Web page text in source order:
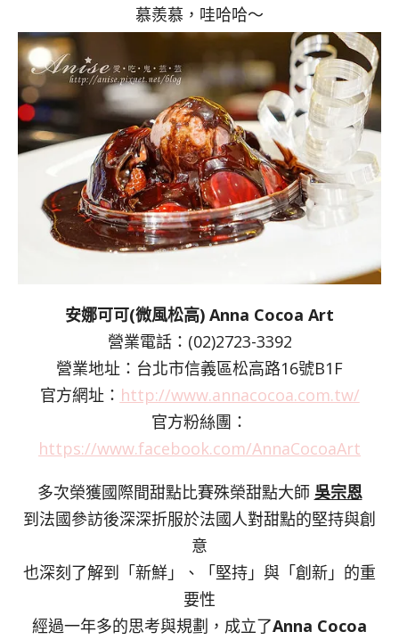
慕羨慕，哇哈哈～
安娜可可(微風松高) Anna Cocoa Art
營業電話：(02)2723-3392
營業地址：台北市信義區松高路16號B1F
官方網址： http://www.annacocoa.com.tw/
官方粉絲團：
https://www.facebook.com/AnnaCocoaArt
多次榮獲國際間甜點比賽殊榮甜點大師 吳宗恩
到法國參訪後深深折服於法國人對甜點的堅持與創
意
也深刻了解到「新鮮」、「堅持」與「創新」的重
要性
經過一年多的思考與規劃，成立了Anna Cocoa